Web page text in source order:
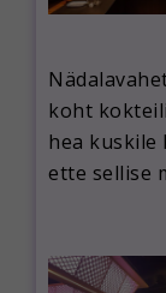
koht
hea kuskile
ette sellise